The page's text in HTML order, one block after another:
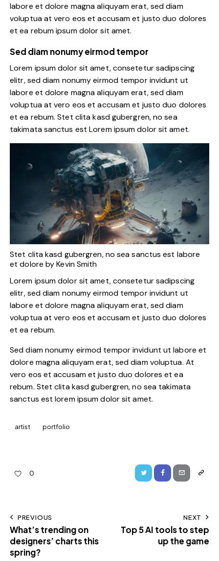
labore et dolore magna aliquyam erat, sed diam
voluptua at vero eos et accusam et justo duo dolores
et ea rebum ipsum dolor sit amet.
Sed diam nonumy eirmod tempor
Lorem ipsum dolor sit amet, consetetur sadipscing
elitr, sed diam nonumy eirmod tempor invidunt ut
labore et dolore magna aliquyam erat, sed diam
voluptua at vero eos et accusam et justo duo dolores
et ea rebum. Stet clita kasd gubergren, no sea
takimata sanctus est Lorem ipsum dolor sit amet.
Stet clita kasd gubergren, no sea sanctus est labore
et dolore byKevin Smith
Lorem ipsum dolor sit amet, consetetur sadipscing
elitr, sed diam nonumy eirmod tempor invidunt ut
labore et dolore magna aliquyam erat, sed diam
voluptua at vero eos et accusam et justo duo dolores
et ea rebum.
Sed diam nonumy eirmod tempor invidunt ut labore et
dolore magna aliquyam erat, sed diam voluptua. At
vero eos et accusam et justo duo dolores et ea
rebum. Stet clita kasd gubergren, no sea takimata
sanctus est lorem ipsum dolor sit amet.
artist portfolio
0
PREVIOUS
What’s trending on
designers’ charts this
spring?
NEXT
Top 5 AI tools to step
up the game